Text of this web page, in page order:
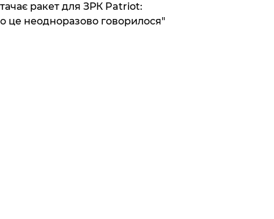
ракет для ЗРК Patriot:
це неодноразово говорилося"